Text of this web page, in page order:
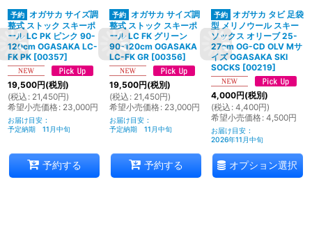
オガサカ サイズ調
整式 ストック スキーポ
ール LC PK ピンク 90-
120cm OGASAKA LC-
FK PK [00357]
19,500円(税別)
(税込 : 21,450円)
希望小売価格: 23,000円
お届け目安 :
予定納期 11月中旬
予約する
オガサカ サイズ調
整式 ストック スキーポ
ール LC FK グリーン
90-120cm OGASAKA
LC-FK GR [00356]
19,500円(税別)
(税込 : 21,450円)
希望小売価格: 23,000円
お届け目安 :
予定納期 11月中旬
予約する
オガサカ タビ 足袋
型 メリノウール スキー
ソックス オリーブ 25-
27cm OG-CD OLV Mサ
イズ OGASAKA SKI
SOCKS [00219]
4,000円(税別)
(税込 : 4,400円)
希望小売価格: 4,500円
お届け目安 :
2026年11月中旬
オプション選択